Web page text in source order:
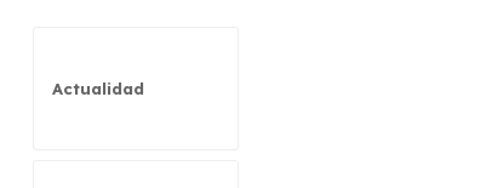
Actualidad